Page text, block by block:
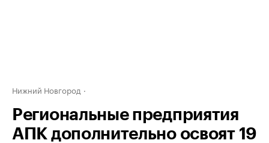
Нижний Новгород
Региональные предприятия
АПК дополнительно освоят 19